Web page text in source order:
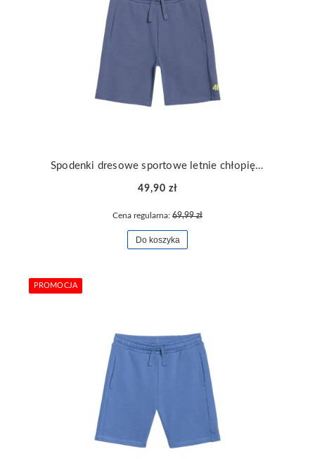
Spodenki dresowe sportowe letnie chłopięce 4F TSHOM600-33S
49,90 zł
Cena regularna: 69,99 zł
Do koszyka
PROMOCJA